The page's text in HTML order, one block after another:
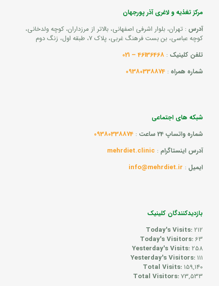
مرکز تغذیه و لاغری آذر پورجهان
آدرس : تهران، بلوار اشرفی اصفهانی، بالاتر از مرزداران، کوچه ولدخانی،
کوچه عباسی، بن بست فرهنگ غربی، پلاک 7، طبقه اول، زنگ دوم
تلفن کلینیک :
46136468 – 021
شماره همراه :
09380338874
شبکه های اجتماعی
شماره واتساپ 24 ساعت
:
09380338874
آدرس اینستاگرام :
mehrdiet.clinic
ایمیل :
info@mehrdiet.ir
بازدیدکنندگان کلینیک
Today's Visits:212
Today's Visitors:63
Yesterday's Visits:258
Yesterday's Visitors:111
Total Visits:159,140
Total Visitors:73,533